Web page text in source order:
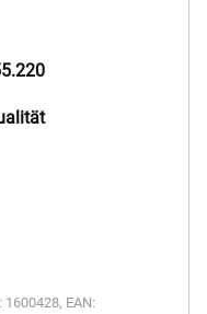
1600428, EAN: